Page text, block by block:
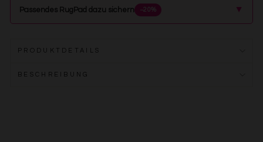
Passendes RugPad dazu sichern −20% ▲
PRODUKTDETAILS
BESCHREIBUNG